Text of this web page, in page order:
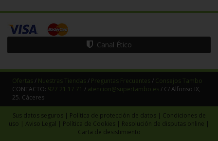
Canal Ético
Ofertas/ Nuestras Tiendas/ Preguntas Frecuentes/ Consejos Tambo
CONTACTO: 927 21 17 71 / atencion@supertambo.es/ C/ Alfonso IX,
25. Cáceres
Sus datos seguros| Política de protección de datos| Condiciones de
uso | Aviso Legal | Política de Cookies | Resolución de disputas online |
Carta de desistimiento